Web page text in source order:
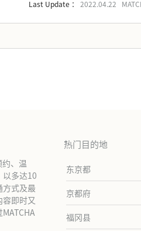
Last Update ： 2022.04.22
约、温
以多达10
方式及最
即时又
热门目的地
东京都
京都府
福冈县